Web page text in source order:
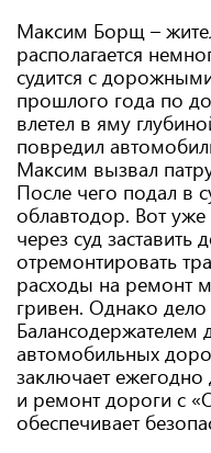
Максим Борщ –
располагается
судится с
прошлого года по
влетел в яму
повредил
Максим вызвал
После чего подал в
облавтодор. Вот уже
через суд
отремонтировать
расходы на ремонт
гривен. Однако дело
Балансодержателем
автомобильных
заключает
и ремонт дороги с
обеспечивает